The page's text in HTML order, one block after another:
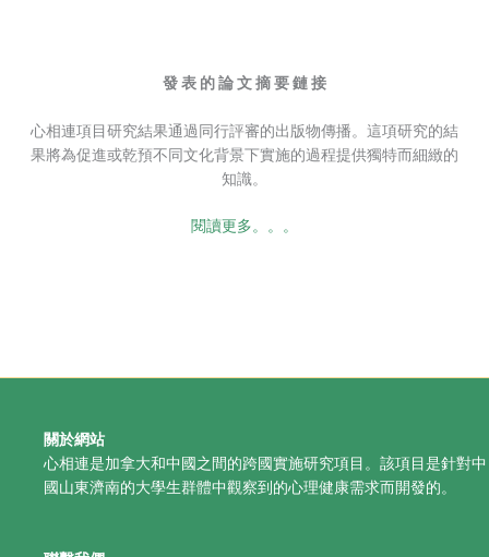
發 表 的 論 文 摘 要 鏈 接
心相連項目研究結果通過同行評審的出版物傳播。這項研究的結
果將為促進或乾預不同文化背景下實施的過程提供獨特而細緻的
知識。
閱讀更多。。。
關於網站
心相連是加拿大和中國之間的跨國實施研究項目。該項目是針對中
國山東濟南的大學生群體中觀察到的心理健康需求而開發的。